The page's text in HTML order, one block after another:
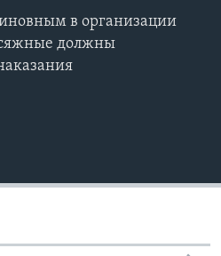
в организации
должны